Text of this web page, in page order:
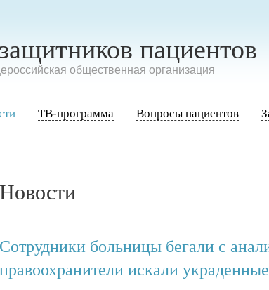
пациентов
общественная организация
ТВ-программа Вопросы пациентов
Новости
Сотрудники больницы бегали с
правоохранители искали